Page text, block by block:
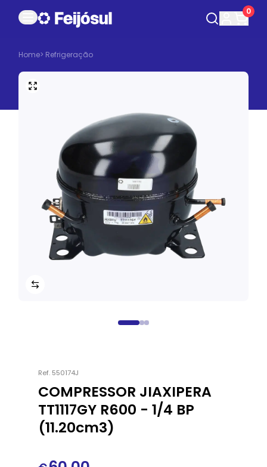
0
Home> Refrigeração
Ref. 550174J
COMPRESSOR JIAXIPERA
TT1117GY R600 - 1/4 BP
(11.20cm3)